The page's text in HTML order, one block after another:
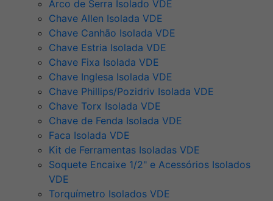
Arco de Serra Isolado VDE
Chave Allen Isolada VDE
Chave Canhão Isolada VDE
Chave Estria Isolada VDE
Chave Fixa Isolada VDE
Chave Inglesa Isolada VDE
Chave Phillips/Pozidriv Isolada VDE
Chave Torx Isolada VDE
Chave de Fenda Isolada VDE
Faca Isolada VDE
Kit de Ferramentas Isoladas VDE
Soquete Encaixe 1/2" e Acessórios Isolados
VDE
Torquímetro Isolados VDE